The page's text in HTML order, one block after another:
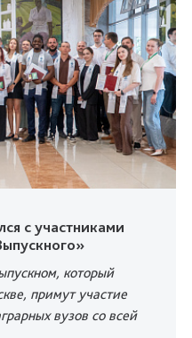
с участниками
который
примут участие
вузов со всей